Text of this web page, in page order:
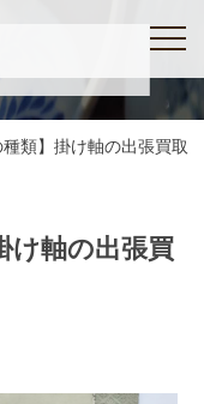
種類】掛け軸の出張買取
け軸の出張買